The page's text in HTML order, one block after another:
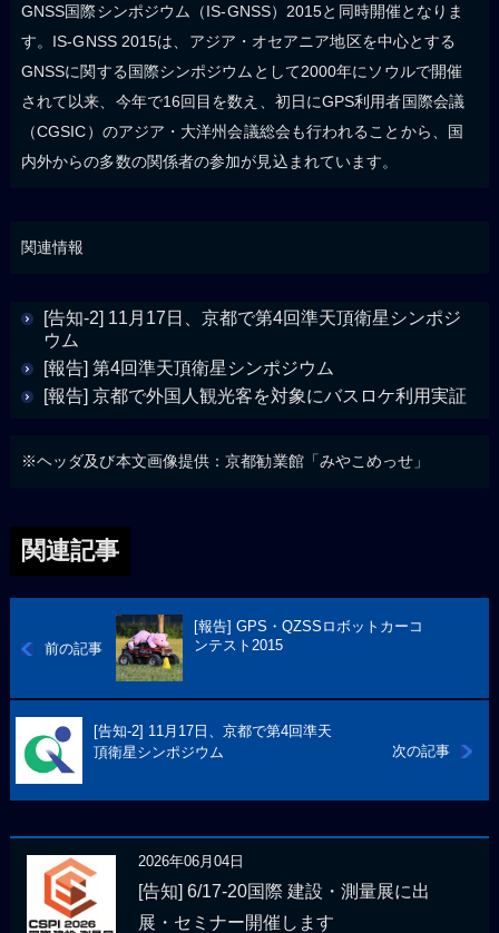
GNSS国際シンポジウム（IS-GNSS）2015と同時開催となりま
す。IS-GNSS 2015は、アジア・オセアニア地区を中心とする
GNSSに関する国際シンポジウムとして2000年にソウルで開催
されて以来、今年で16回目を数え、初日にGPS利用者国際会議
（CGSIC）のアジア・大洋州会議総会も行われることから、国
内外からの多数の関係者の参加が見込まれています。
関連情報
[告知-2] 11月17日、京都で第4回準天頂衛星シンポジ
ウム
[報告] 第4回準天頂衛星シンポジウム
[報告] 京都で外国人観光客を対象にバスロケ利用実証
※ヘッダ及び本文画像提供：京都勧業館「みやこめっせ」
関連記事
前の記事
[報告] GPS・QZSSロボットカーコ
ンテスト2015
次の記事
[告知-2] 11月17日、京都で第4回準天
頂衛星シンポジウム
2026年06月04日
[告知] 6/17-20国際 建設・測量展に出
展・セミナー開催します